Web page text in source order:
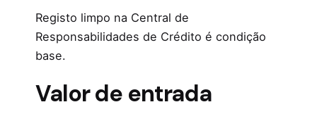
Registo limpo na Central de
Responsabilidades de Crédito é condição
base.
Valor de entrada